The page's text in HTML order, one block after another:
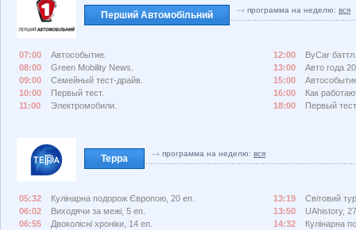
Перший Автомобільний программа на неделю: вся
07:00
Автособытие.
08:00
Green Mobility News.
09:00
Семейный тест-драйв.
10:00
Первый тест.
11:00
Электромобили.
12:00
ByCar баттл.
13:00
Авто года
15:00
16:00
Как
18:00
Первый
Терра программа на неделю: вся
05:32
Кулінарна подорож Європою, 20 еп.
06:02
Виходячи за межі, 5 еп.
06:55
Двоколісні хроніки, 14 еп.
13:19
Світовий
13:50
UAhistory,
14:32
Кулінарна